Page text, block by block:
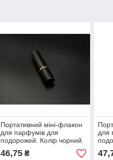
Портативний міні-флакон
для парфумів для
подорожей. Колір чорний.
100х23мм / 10мл
46,75₴
для